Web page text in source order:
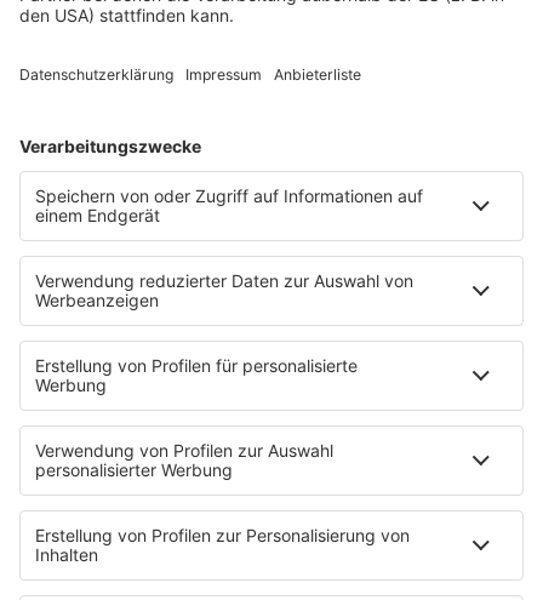
Techno
Trance
Podcast
Pop Crimes
The Story / Loveparade
90er Kids mit Oli.P
YouTube
90s90s DE:CODED
Musik
News
HITstory
Was macht eigentlich?